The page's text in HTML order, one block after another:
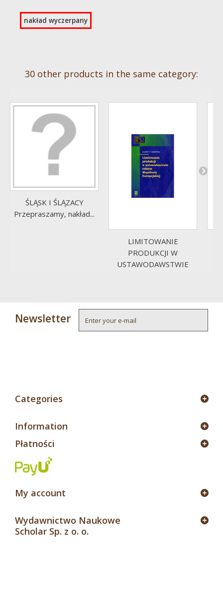
nakład wyczerpany
30 other products in the same category:
ŚLĄSK I ŚLĄZACY
Przepraszamy, nakład...
LIMITOWANIE
PRODUKCJI W
USTAWODAWSTWIE
Newsletter
Categories
Information
Płatności
My account
Wydawnictwo Naukowe
Scholar Sp. z o. o.